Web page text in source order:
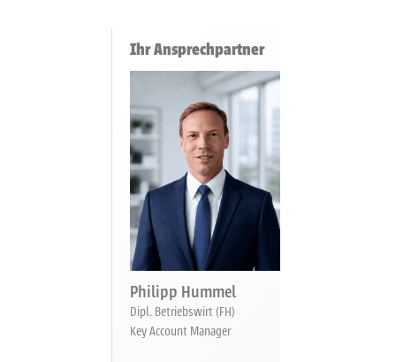
Ihr Ansprechpartner
Philipp Hummel
Dipl. Betriebswirt (FH)
Key Account Manager